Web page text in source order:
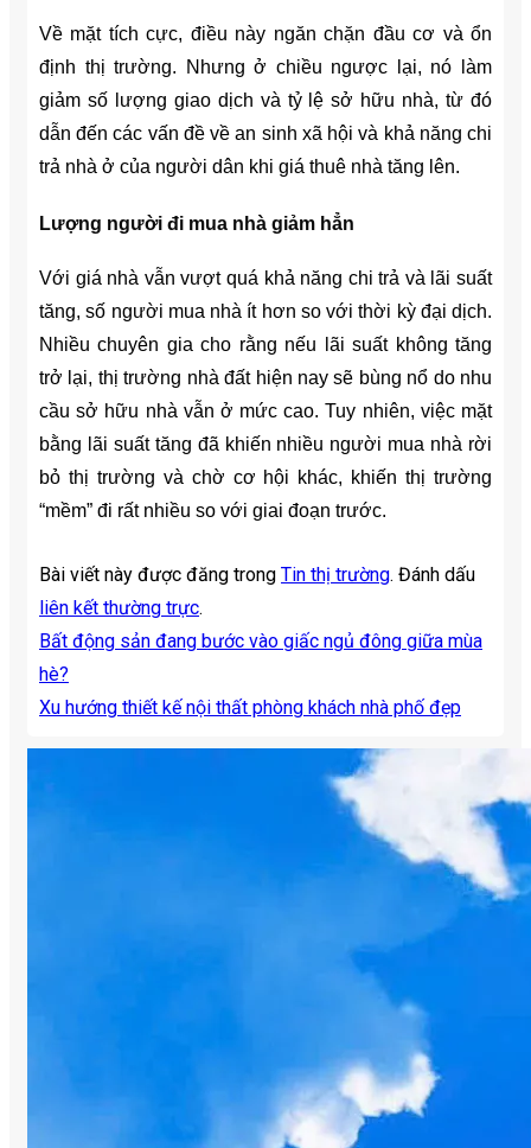
Về mặt tích cực, điều này ngăn chặn đầu cơ và ổn
định thị trường. Nhưng ở chiều ngược lại, nó làm
giảm số lượng giao dịch và tỷ lệ sở hữu nhà, từ đó
dẫn đến các vấn đề về an sinh xã hội và khả năng chi
trả nhà ở của người dân khi giá thuê nhà tăng lên.
Lượng người đi mua nhà giảm hẳn
Với giá nhà vẫn vượt quá khả năng chi trả và lãi suất
tăng, số người mua nhà ít hơn so với thời kỳ đại dịch.
Nhiều chuyên gia cho rằng nếu lãi suất không tăng
trở lại, thị trường nhà đất hiện nay sẽ bùng nổ do nhu
cầu sở hữu nhà vẫn ở mức cao. Tuy nhiên, việc mặt
bằng lãi suất tăng đã khiến nhiều người mua nhà rời
bỏ thị trường và chờ cơ hội khác, khiến thị trường
“mềm” đi rất nhiều so với giai đoạn trước.
Bài viết này được đăng trong Tin thị trường. Đánh dấu
liên kết thường trực.
Bất động sản đang bước vào giấc ngủ đông giữa mùa
hè?
Xu hướng thiết kế nội thất phòng khách nhà phố đẹp